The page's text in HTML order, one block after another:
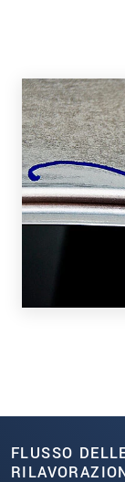
FLUSSO